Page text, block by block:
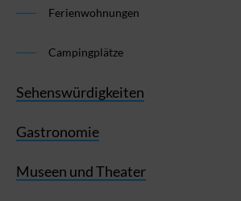
Ferienwohnungen
Campingplätze
Sehenswürdigkeiten
Gastronomie
Museen und Theater